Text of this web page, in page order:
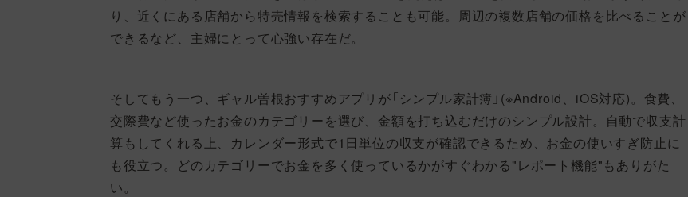
り、近くにある店舗から特売情報を検索することも可能。周辺の複数店舗の価格を比べることが
できるなど、主婦にとって心強い存在だ。
そしてもう一つ、ギャル曽根おすすめアプリが「シンプル家計簿」(※Android、iOS対応)。食費、
交際費など使ったお金のカテゴリーを選び、金額を打ち込むだけのシンプル設計。自動で収支計
算もしてくれる上、カレンダー形式で1日単位の収支が確認できるため、お金の使いすぎ防止に
も役立つ。どのカテゴリーでお金を多く使っているかがすぐわかる"レポート機能"もありがた
い。